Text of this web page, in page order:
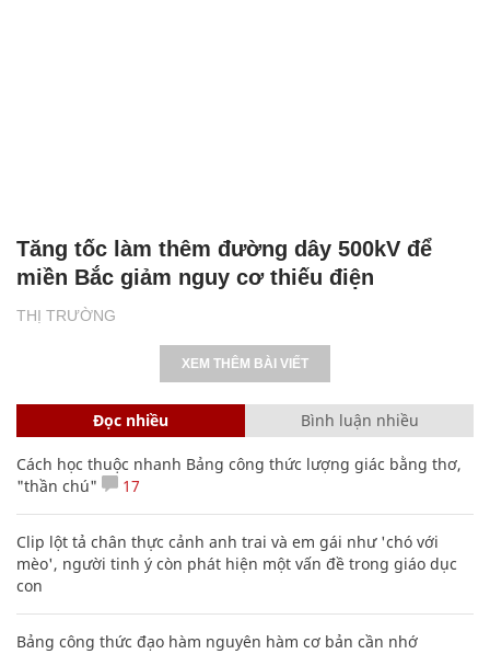
THỊ TRƯỜNG
Tăng tốc làm thêm đường dây 500kV để
miền Bắc giảm nguy cơ thiếu điện
XEM THÊM BÀI VIẾT
Đọc nhiều Bình luận nhiều
Cách học thuộc nhanh Bảng công thức lượng giác bằng thơ,
"thần chú"
17
Clip lột tả chân thực cảnh anh trai và em gái như 'chó với
mèo', người tinh ý còn phát hiện một vấn đề trong giáo dục
con
Bảng công thức đạo hàm nguyên hàm cơ bản cần nhớ